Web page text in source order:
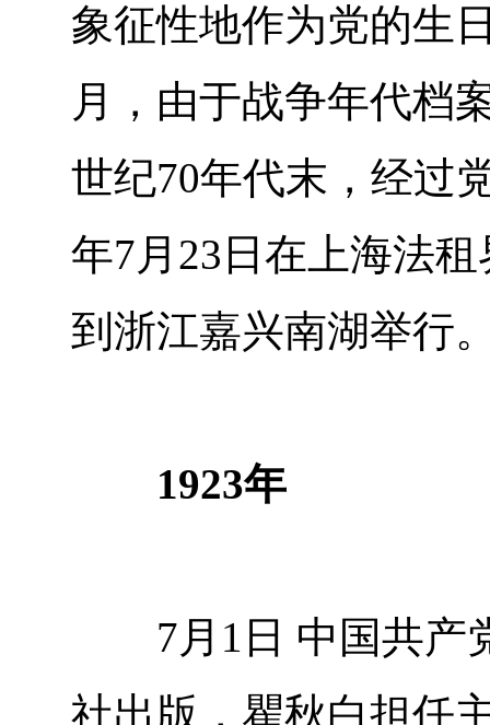
象征性地作为党的生
月，由于战争年代档
世纪70年代末，经过
年7月23日在上海法
到浙江嘉兴南湖举行
1923年
7月1日 中国共产党
社出版，瞿秋白担任